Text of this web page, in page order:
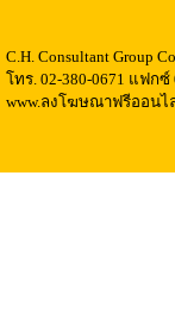
C.H. Consultant Group
โทร. 02-380-0671 แฟกซ์
www.ลงโฆษณาฟรีออนไล